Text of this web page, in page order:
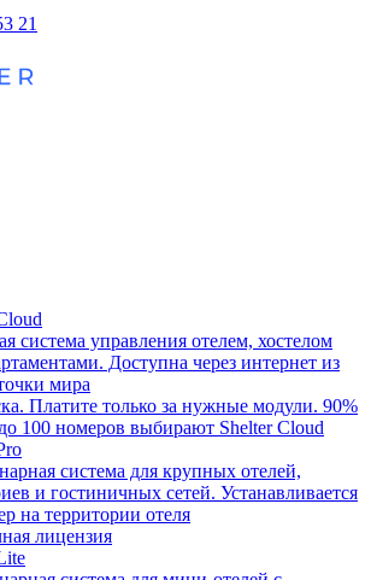
21
система управления отелем, хостелом
Доступна через интернет из
мира
Платите только за нужные модули. 90%
100 номеров выбирают Shelter Cloud
система для крупных отелей,
и гостиничных сетей. Устанавливается
на территории отеля
лицензия